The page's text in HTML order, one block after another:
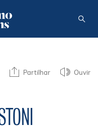
Partilhar Ouvir